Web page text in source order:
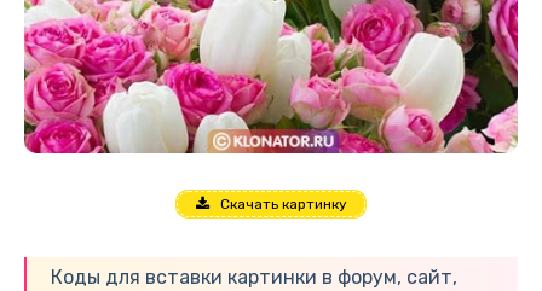
Скачать картинку
Коды для вставки картинки в форум, сайт,